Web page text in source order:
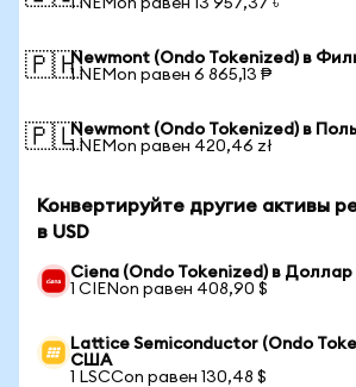
1 NEMon равен 13 957,37 ৳
🇵🇭Newmont (Ondo Tokenized) в
1 NEMon равен 6 865,13 ₱
🇵🇱Newmont (Ondo Tokenized) в
1 NEMon равен 420,46 zł
Конвертируйте другие активы
в USD
Ciena (Ondo Tokenized) в
1 CIENon равен 408,90 $
Lattice Semiconductor (Ondo
США
1 LSCCon равен 130,48 $